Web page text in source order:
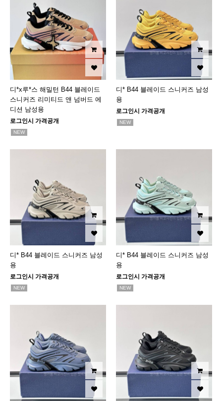
디*x루*스 해밀턴 B44 블레이드
스니커즈 리미티드 앤 넘버드 에
디션 남성용
로그인시 가격공개
NEW
디* B44 블레이드 스니커즈 남성
용
로그인시 가격공개
NEW
디* B44 블레이드 스니커즈 남성
용
로그인시 가격공개
NEW
디* B44 블레이드 스니커즈 남성
용
로그인시 가격공개
NEW